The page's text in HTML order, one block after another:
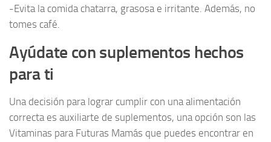
-Evita la comida chatarra, grasosa e irritante. Además, no
tomes café.
Ayúdate con suplementos hechos
para ti
Una decisión para lograr cumplir con una alimentación
correcta es auxiliarte de suplementos, una opción son las
Vitaminas para Futuras Mamás que puedes encontrar en